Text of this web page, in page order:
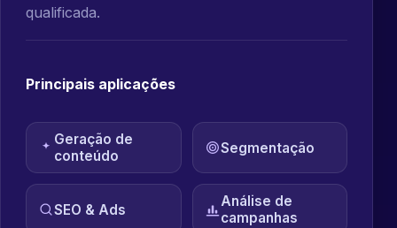
qualificada.
Principais aplicações
Geração de
conteúdo
Segmentação
SEO & Ads
Análise de
campanhas